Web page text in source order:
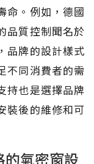
命。例如，德國
品質控制聞名於
品牌的設計樣式
不同消費者的需
持也是選擇品牌
裝後的維修和可
氣密窗設